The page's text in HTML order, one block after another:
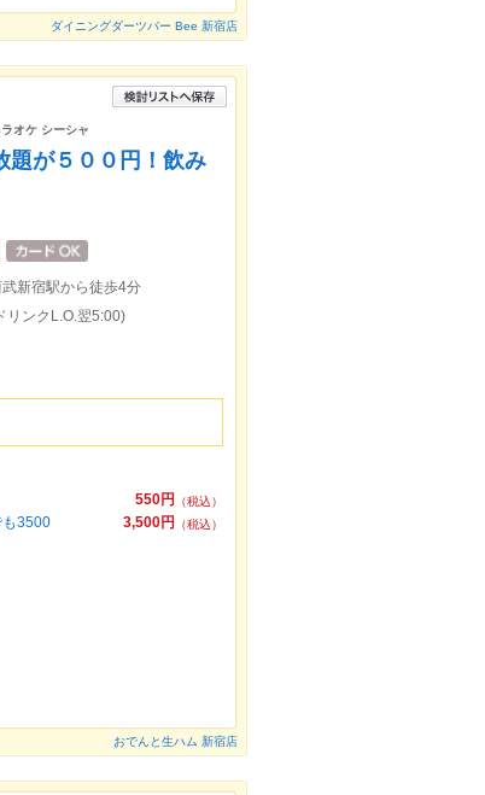
ダイニングダーツバー Bee 新宿店
オケ シーシャ
題が５００円！飲み
新宿駅から徒歩4分
リンクL.O.翌5:00)
550円
（税込）
3,500円
（税込）
も3500
おでんと生ハム 新宿店